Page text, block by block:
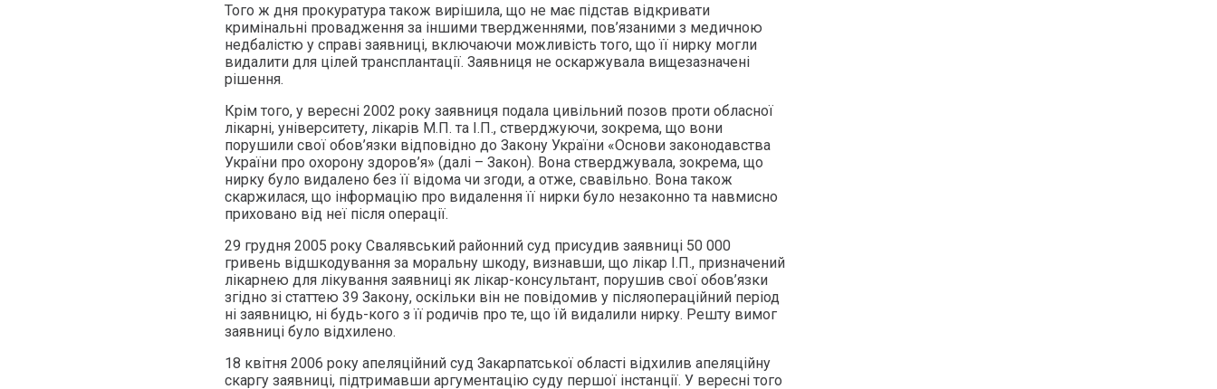
Того ж дня прокуратура також вирішила, що не має підстав відкривати
кримінальні провадження за іншими твердженнями, пов’язаними з медичною
недбалістю у справі заявниці, включаючи можливість того, що її нирку могли
видалити для цілей трансплантації. Заявниця не оскаржувала вищезазначені
рішення.
Крім того, у вересні 2002 року заявниця подала цивільний позов проти обласної
лікарні, університету, лікарів М.П. та І.П., стверджуючи, зокрема, що вони
порушили свої обов’язки відповідно до Закону України «Основи законодавства
України про охорону здоров’я» (далі – Закон). Вона стверджувала, зокрема, що
нирку було видалено без її відома чи згоди, а отже, свавільно. Вона також
скаржилася, що інформацію про видалення її нирки було незаконно та навмисно
приховано від неї після операції.
29 грудня 2005 року Свалявський районний суд присудив заявниці 50 000
гривень відшкодування за моральну шкоду, визнавши, що лікар І.П., призначений
лікарнею для лікування заявниці як лікар-консультант, порушив свої обов’язки
згідно зі статтею 39 Закону, оскільки він не повідомив у післяопераційний період
ні заявницю, ні будь-кого з її родичів про те, що їй видалили нирку. Решту вимог
заявниці було відхилено.
18 квітня 2006 року апеляційний суд Закарпатської області відхилив апеляційну
скаргу заявниці, підтримавши аргументацію суду першої інстанції. У вересні того